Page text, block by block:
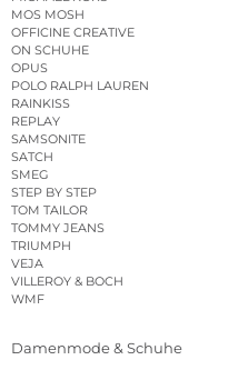
MOS MOSH
OFFICINE CREATIVE
ON SCHUHE
OPUS
POLO RALPH LAUREN
RAINKISS
REPLAY
SAMSONITE
SATCH
SMEG
STEP BY STEP
TOM TAILOR
TOMMY JEANS
TRIUMPH
VEJA
VILLEROY & BOCH
WMF
Damenmode & Schuhe